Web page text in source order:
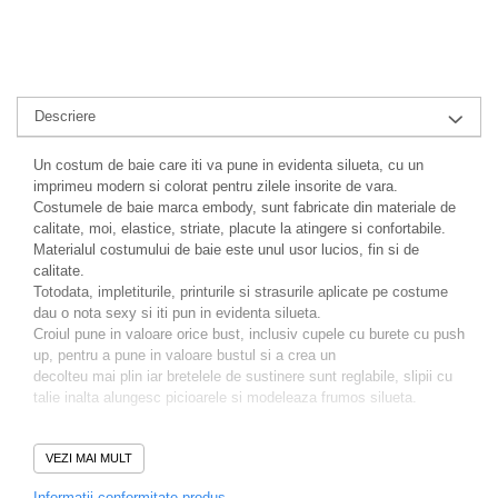
Descriere
Un costum de baie care iti va pune in evidenta silueta, cu un
imprimeu modern si colorat pentru zilele insorite de vara.
Costumele de baie marca embody, sunt fabricate din materiale de
calitate, moi, elastice, striate, placute la atingere si confortabile.
Materialul costumului de baie este unul usor lucios, fin si de
calitate.
Totodata, impletiturile, printurile si strasurile aplicate pe costume
dau o nota sexy si iti pun in evidenta silueta.
Croiul pune in valoare orice bust, inclusiv cupele cu burete cu push
up, pentru a pune in valoare bustul si a crea un
decolteu mai plin iar bretelele de sustinere sunt reglabile, slipii cu
talie inalta alungesc picioarele si modeleaza frumos silueta.
Alege costumul de baie care ti se potriveste, pentru o aparitie
sexy, un look care evidentiaza bronzul. Fii in trend la plaja si
VEZI MAI MULT